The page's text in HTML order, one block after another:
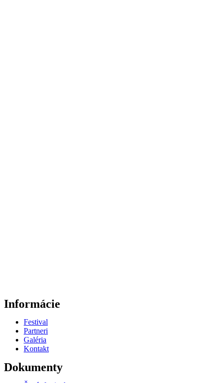
Informácie
Festival
Partneri
Galéria
Kontakt
Dokumenty